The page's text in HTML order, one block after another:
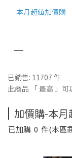
本月超值加價購
已銷售: 11707 件
此商品 「 最高 」可
加價購-本
已加購 0 件(本區